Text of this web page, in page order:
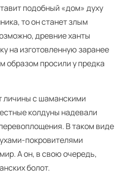
подобный «дом» духу
то он станет злым
древние ханты
на изготовленную заранее
образом просили у предка
личины с шаманскими
колдуны надевали
В таком виде
покровителями
А он, в свою очередь,
болот.